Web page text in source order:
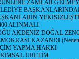
ZAMLAR
ALINMALI
AKDENİZ DOĞAL
KAZANDI (Neden
YAPMA HAKKI
ÜRETİM